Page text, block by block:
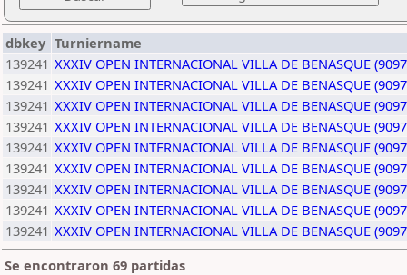
dbkey Turniername
139241 XXXIV OPEN INTERNACIONAL VILLA DE BENASQUE
139241 XXXIV OPEN INTERNACIONAL VILLA DE BENASQUE
139241 XXXIV OPEN INTERNACIONAL VILLA DE BENASQUE
139241 XXXIV OPEN INTERNACIONAL VILLA DE BENASQUE
139241 XXXIV OPEN INTERNACIONAL VILLA DE BENASQUE
139241 XXXIV OPEN INTERNACIONAL VILLA DE BENASQUE
139241 XXXIV OPEN INTERNACIONAL VILLA DE BENASQUE
139241 XXXIV OPEN INTERNACIONAL VILLA DE BENASQUE
139241 XXXIV OPEN INTERNACIONAL VILLA DE BENASQUE
Se encontraron 69 partidas